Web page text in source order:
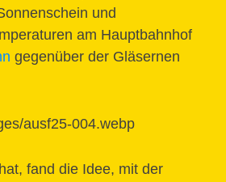
und
am Hauptbahnhof
gegenüber der Gläsernen
fand die Idee, mit der